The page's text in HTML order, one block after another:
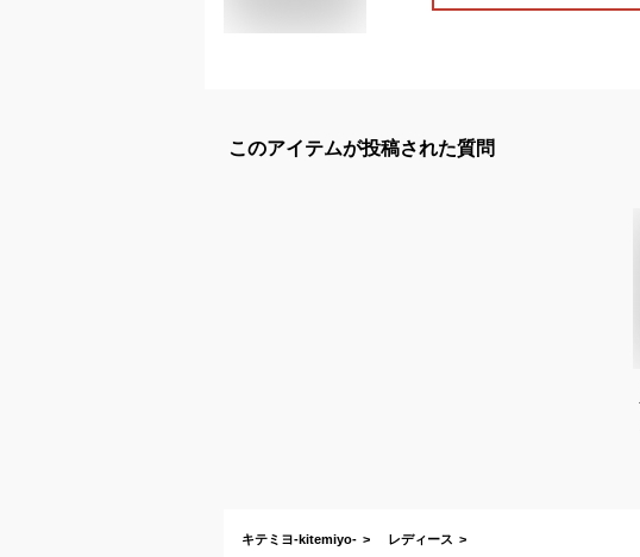
このアイテムが投稿された質問
キテミヨ-kitemiyo- レディース